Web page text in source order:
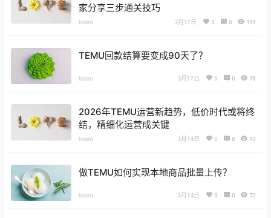
家分享三步通关技巧
lxseo 3月17日 0 0 109
TEMU回款结算要变成90天了？
lxseo 3月17日 0 0 78
2026年TEMU运营新趋势，低价时代或将终
结，精细化运营成关键
lxseo 3月14日 0 0 93
做TEMU如何实现本地商品批量上传？
lxseo 3月14日 0 0 72